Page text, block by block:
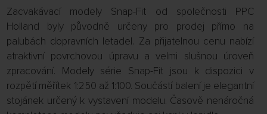
Zacvakávací modely Snap-Fit od společnosti PPC
Holland byly původně určeny pro prodej přímo na
palubách dopravních letadel. Za přijatelnou cenu nabízí
atraktivní povrchovou úpravu a velmi slušnou úroveň
zpracování. Modely série Snap-Fit jsou k dispozici v
rozpětí měřítek 1:250 až 1:100. Součástí balení je elegantní
stojánek určený k vystavení modelu. Časově nenáročná